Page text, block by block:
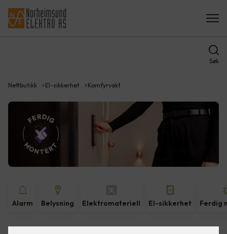
Søk
Nettbutikk El-sikkerhet Komfyrvakt
Alarm Belysning Elektromateriell El-sikkerhet Ferdig